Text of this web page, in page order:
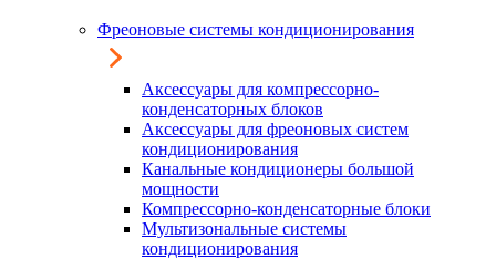
Фреоновые системы кондиционирования
Аксессуары для компрессорно-
конденсаторных блоков
Аксессуары для фреоновых систем
кондиционирования
Канальные кондиционеры большой
мощности
Компрессорно-конденсаторные блоки
Мультизональные системы
кондиционирования